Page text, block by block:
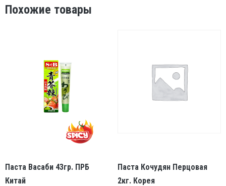
Похожие товары
Паста Васаби 43гр. ПРБ
Китай
Паста Кочудян Перцовая
2кг. Корея